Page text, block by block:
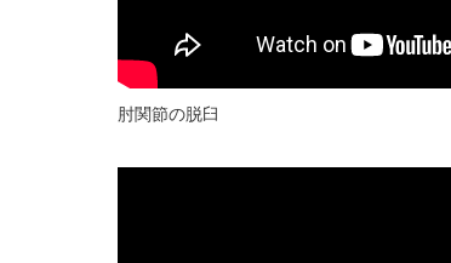
肘関節の脱臼